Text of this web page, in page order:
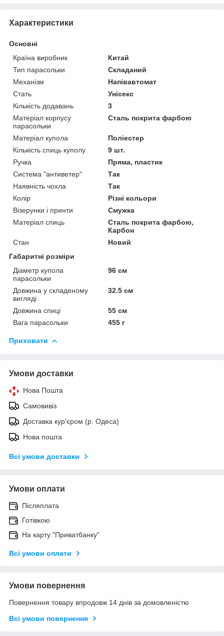
Характеристики
Основні
Країна виробник
Китай
Тип парасольки
Складаний
Механізм
Напівавтомат
Стать
Унісекс
Кількість додавань
3
Матеріал корпусу
парасольки
Сталь покрита фарбою
Матеріал купола
Поліестер
Кількість спиць куполу
9 шт.
Ручка
Пряма, пластик
Система "антиветер"
Так
Наявність чохла
Так
Колір
Різні кольори
Візерунки і принти
Смужка
Матеріал спиць
Сталь покрита фарбою,
Карбон
Стан
Новий
Габаритні розміри
Діаметр купола
парасольки
96 см
Довжина у складеному
вигляді
32.5 см
Довжина спиці
55 см
Вага парасольки
455 г
Приховати
Умови доставки
Нова Пошта
Самовивіз
Доставка кур'єром (р. Одеса)
Нова пошта
Всі умови доставки
Умови оплати
Післяплата
Готівкою
На карту "Приватбанку"
Всі умови оплати
Умови повернення
Повернення товару впродовж 14 днів за домовленістю
Всі умови повернення